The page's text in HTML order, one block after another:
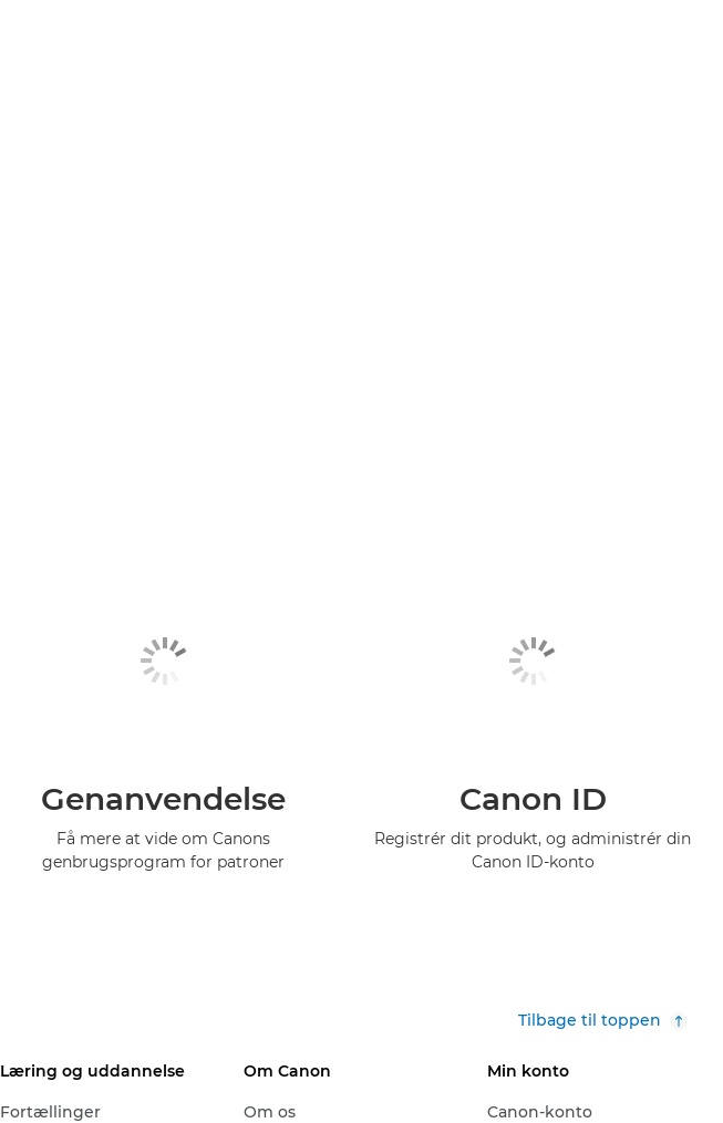
Genanvendelse
Få mere at vide om Canons
genbrugsprogram for patroner
Canon ID
Registrér dit produkt, og administrér din
Canon ID-konto
Tilbage til toppen
Læring og uddannelse
Fortællinger
Om Canon
Om os
Min konto
Canon-konto